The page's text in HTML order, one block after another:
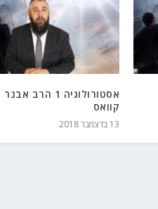
אסטורולוגיה 1 הרב אבנר
קוואס
13 בדצמבר 2018